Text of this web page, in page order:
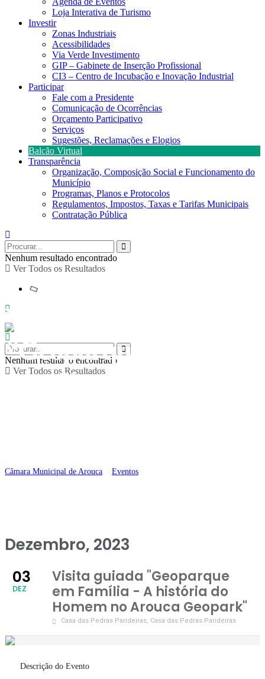
Loja Interativa de Turismo
Investir
Zonas Industriais
Acessibilidades
Via Verde Investimento
GIP – Gabinete de Inserção Profissional
CI3 – Centro de Incubação e Inovação Industrial
Participar
Fale com a Presidente
Comunicação de Ocorrências
Orçamento Participativo
Serviços
Sugestões, Reclamações e Elogios
Balcão Virtual
Transparência
Organização, Composição Social e Funcionamento do
Município
Programas, Planos e Protocolos
Regulamentos, Impostos, Taxas e Tarifas Municipais
Contratação Pública
Nenhum resultado encontrado
Ver Todos os Resultados
Nenhum resultado encontrado
Ver Todos os Resultados
Visita guiada
“Geoparque em
Família – A história do
Câmara Municipal de Arouca Eventos
Dezembro, 2023
03
DEZ
Visita guiada "Geoparque
em Família - A história do
Homem no Arouca Geopark"
Casa das Pedras Parideiras, Casa das Pedras Parideiras
Descrição do Evento